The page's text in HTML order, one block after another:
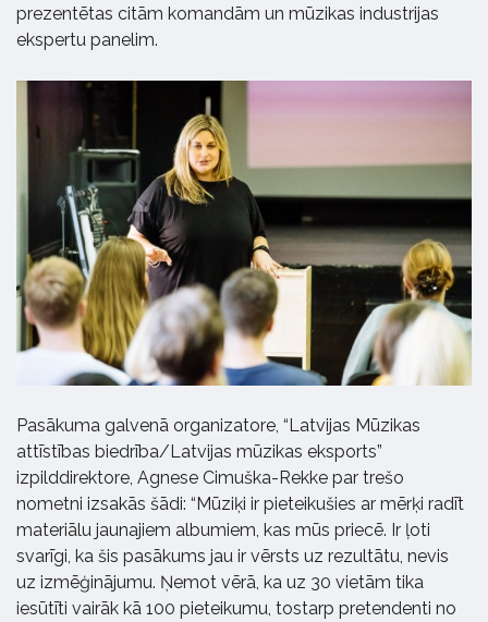
prezentētas citām komandām un mūzikas industrijas
ekspertu panelim.
Pasākuma galvenā organizatore, “Latvijas Mūzikas
attīstības biedrība/Latvijas mūzikas eksports”
izpilddirektore, Agnese Cimuška-Rekke par trešo
nometni izsakās šādi: “Mūziķi ir pieteikušies ar mērķi radīt
materiālu jaunajiem albumiem, kas mūs priecē. Ir ļoti
svarīgi, ka šis pasākums jau ir vērsts uz rezultātu, nevis
uz izmēģinājumu. Ņemot vērā, ka uz 30 vietām tika
iesūtīti vairāk kā 100 pieteikumu, tostarp pretendenti no